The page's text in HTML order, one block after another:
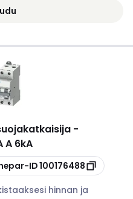
-
A 6kA
ID100176488
hinnan ja